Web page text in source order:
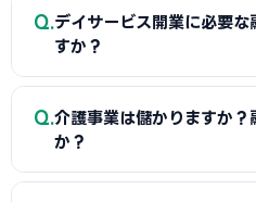
A
はい、ケアマネジャー資格
て評価されます。利用者紹介ネ
Q デイサービス開業に必要
すか？
A
規模によりますが、小規模
名）で800〜1,500万円が一般
円の組み合わせが多いです。
Q 介護事業は儲かりますか？
か？